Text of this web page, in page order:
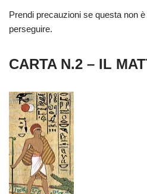
Prendi precauzioni se questa non
perseguire.
CARTA N.2 – IL